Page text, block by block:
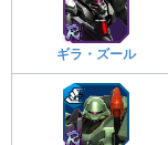
ギラ・ズール